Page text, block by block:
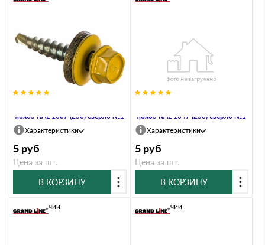
4,8х35 RAL 1037 (250) сверло №1
Характеристики
5 руб
Цена за шт.
В КОРЗИНУ
4,8х35 RAL 1047 (250) сверло №1
Характеристики
5 руб
Цена за шт.
В КОРЗИНУ
В наличии В наличии